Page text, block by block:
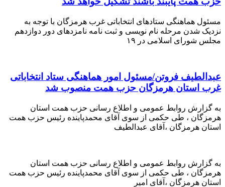
مسئول هماهنگی ستادهای انتخاباتی غرب هرمزگان با توجه به
نزدیک شدن مرحله نام نویسی و ثبت نامه نامزدهای دور دوازدهم
مجلس شورای اسلامی در ۱۹
عبدالطیف فروتن/مسئول امور هماهنگی ستاد انتخاباتی
غرب استان هرمزگان حزب همت منصوب شد
به گزارش روابط عمومی و اطلاع رسانی حزب همت استان
هرمزگان ، طی حکمی از سوی آقای محمدپاینده رئیس حزب همت
استان هرمزگان ،آقای عبدالطیف
به گزارش روابط عمومی و اطلاع رسانی حزب همت استان
هرمزگان ، طی حکمی از سوی آقای محمدپاینده رئیس حزب همت
استان هرمزگان ،آقای امیر